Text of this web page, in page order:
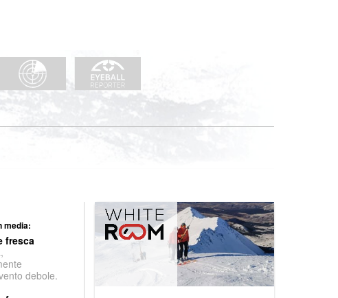
media:
fresca
debole.